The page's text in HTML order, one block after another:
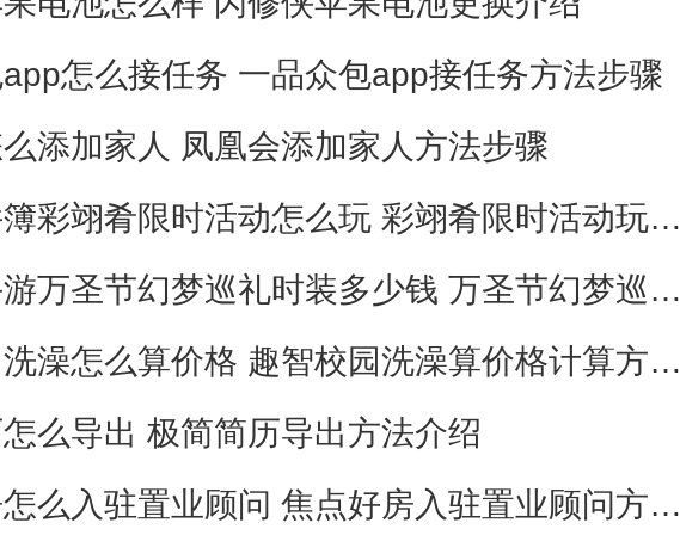
怎么接任务 一品众包app接任务方法步骤
添加家人 凤凰会添加家人方法步骤
未定事件簿彩翊肴限时活动怎么玩 彩翊肴限时活动玩法介绍
逆水寒手游万圣节幻梦巡礼时装多少钱 万圣节幻梦巡礼时装分享介绍
趣智校园洗澡怎么算价格 趣智校园洗澡算价格计算方法介绍
么导出 极简简历导出方法介绍
焦点好房怎么入驻置业顾问 焦点好房入驻置业顾问方法步骤